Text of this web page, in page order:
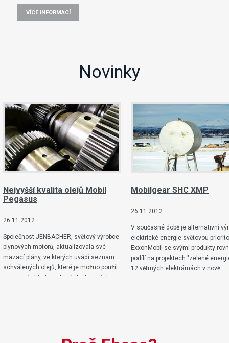
VÍCE INFORMACÍ
Novinky
Nejvyšší kvalita olejů Mobil
Pegasus
26.11.2012
Společnost JENBACHER, světový výrobce
plynových motorů, aktualizovala své
mazací plány, ve kterých uvádí seznam
schválených olejů, které je možno použít
pro mazání jimi vyrobených plynových
Mobilgear SHC XMP
26.11.2012
V současné době je alternativní
elektrické energie světovou
ExxonMobil se svými produkty
podílí na projektech "zelené
12 větrných elektrárnách v nově…